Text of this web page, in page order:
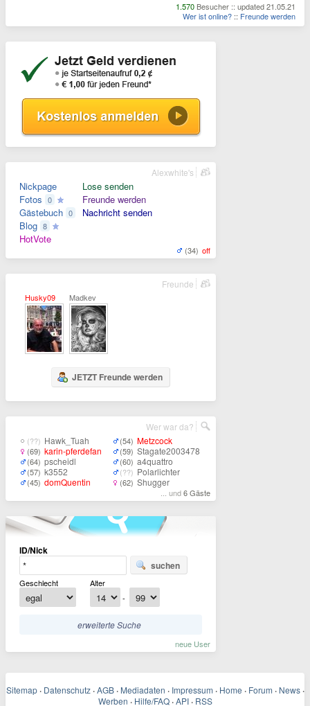
1.570 Besucher :: updated 21.05.21
Wer ist online? :: Freunde werden
Nickpage
Fotos 0
Gästebuch 0
Blog 8
HotVote
Lose senden
Freunde werden
Nachricht senden
(34) off
Alexwhite's
Husky09 Madkev
JETZT Freunde werden
Freunde
(??) Hawk_Tuah
(69) karin-pferdefan
(64) pscheidl
(57) k3552
(45) domQuentin
(54) Metzcock
(59) Stagate2003478
(60) a4quattro
(??) Polarlichter
(62) Shugger
... und6 Gäste
Wer war da?
ID/Nick
suchen
Geschlecht
Alter
-
erweiterte Suche
neue User
Sitemap · Datenschutz · AGB · Mediadaten · Impressum · Home · Forum · News ·
Werben · Hilfe/FAQ · API · RSS